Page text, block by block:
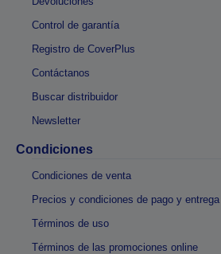
Control de garantía
Registro de CoverPlus
Contáctanos
Buscar distribuidor
Newsletter
Condiciones
Condiciones de venta
Precios y condiciones de pago y entrega
Términos de uso
Términos de las promociones online